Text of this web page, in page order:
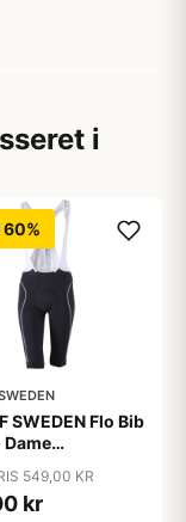
i
60%
SWEDEN Flo Bib
38
549,00 KR
kr